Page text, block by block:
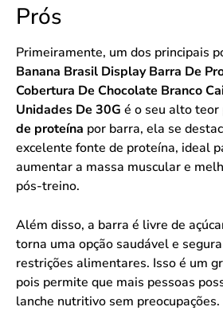
Prós
Primeiramente, um dos principais
Banana Brasil Display Barra De
Cobertura De Chocolate Branco
Unidades De 30G é o seu alto teor
de proteína por barra, ela se
excelente fonte de proteína, ideal
aumentar a massa muscular e
pós-treino.
Além disso, a barra é livre de
torna uma opção saudável e
restrições alimentares. Isso é um
pois permite que mais pessoas
lanche nutritivo sem preocupações.